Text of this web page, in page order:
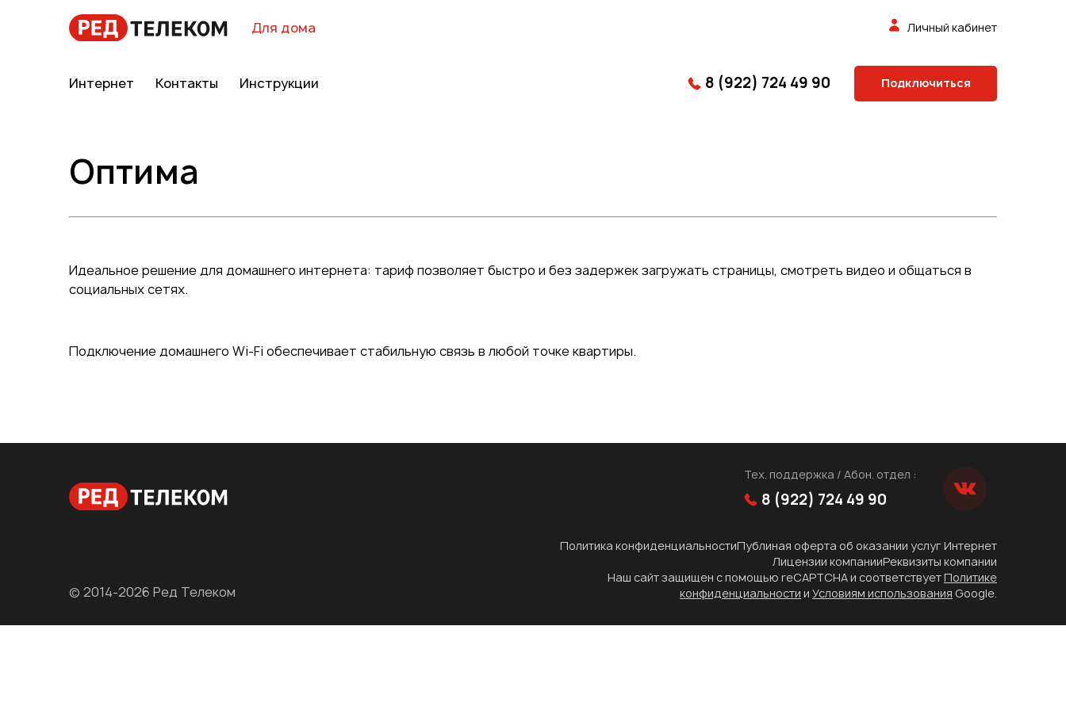
Для дома Личный кабинет
Интернет Контакты Инструкции 8 (922) 724 49 90 Подключиться
Оптима
Идеальное решение для домашнего интернета: тариф позволяет быстро и без задержек загружать страницы, смотреть видео и общаться в
социальных сетях.
Подключение домашнего Wi-Fi обеспечивает стабильную связь в любой точке квартиры.
© 2014-2026 Ред Телеком
Тех. поддержка / Абон. отдел :
8 (922) 724 49 90
Политика конфиденциальностиПублиная оферта об оказании услуг Интернет
Лицензии компанииРеквизиты компании
Наш сайт защищен с помощью reCAPTCHA и соответствуетПолитике
конфиденциальности и Условиям использования Google.